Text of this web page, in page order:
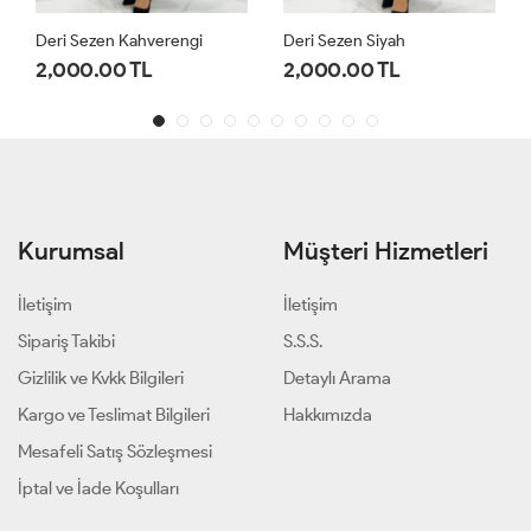
Deri Sezen Kahverengi
2,000.00 TL
Deri Sezen Siyah
2,000.00 TL
Kurumsal
İletişim
Sipariş Takibi
Gizlilik ve Kvkk Bilgileri
Kargo ve Teslimat Bilgileri
Mesafeli Satış Sözleşmesi
İptal ve İade Koşulları
Müşteri Hizmetleri
İletişim
S.S.S.
Detaylı Arama
Hakkımızda